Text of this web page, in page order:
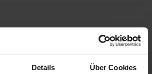
Details Über Cookies